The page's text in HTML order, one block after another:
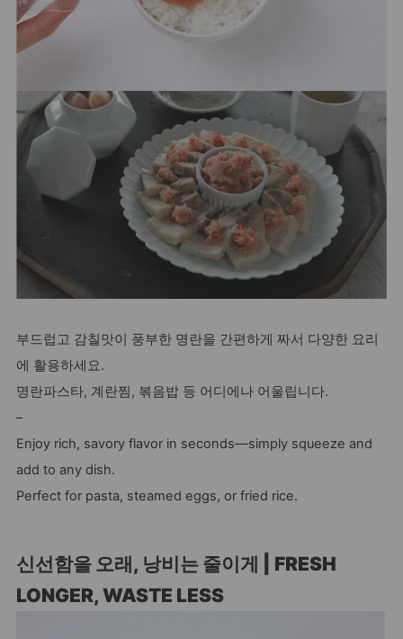
부드럽고 감칠맛이 풍부한 명란을 간편하게 짜서 다양한 요리
에 활용하세요.
명란파스타, 계란찜, 볶음밥 등 어디에나 어울립니다.
–
Enjoy rich, savory flavor in seconds—simply squeeze and
add to any dish.
Perfect for pasta, steamed eggs, or fried rice.
신선함을 오래, 낭비는 줄이게 | FRESH
LONGER, WASTE LESS